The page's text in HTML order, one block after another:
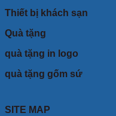
Thiết bị khách sạn
Quà tặng
quà tặng in logo
quà tặng gốm sứ
SITE MAP